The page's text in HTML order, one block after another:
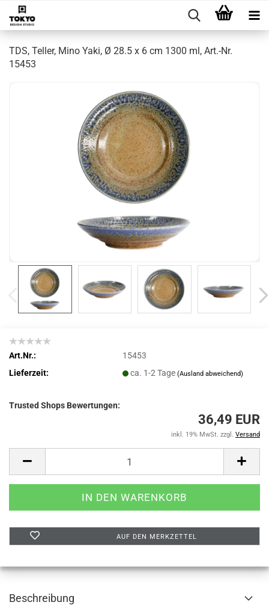
TDS, Teller, Mino Yaki, Ø 28.5 x 6 cm 1300 ml, Art.-Nr.
15453
Art.Nr.:
15453
Lieferzeit:
ca. 1-2 Tage(Ausland abweichend)
Trusted Shops Bewertungen:
36,49 EUR
inkl. 19% MwSt. zzgl. Versand
AUF DEN MERKZETTEL
Beschreibung